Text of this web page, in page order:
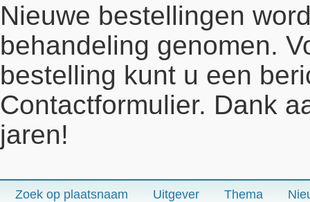
Nieuwe bestellingen
behandeling genomen.
bestelling kunt u een
Contactformulier. Dank
jaren!
Zoek op plaatsnaam Uitgever Thema